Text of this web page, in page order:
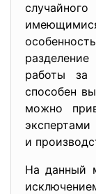
работы за
способен
можно
и
На данный